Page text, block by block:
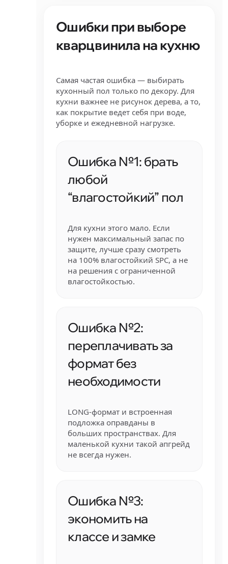
Ошибки при выборе
кварцвинила на кухню
Самая частая ошибка — выбирать
кухонный пол только по декору. Для
кухни важнее не рисунок дерева, а то,
как покрытие ведет себя при воде,
уборке и ежедневной нагрузке.
Ошибка №1: брать
любой
“влагостойкий” пол
Для кухни этого мало. Если
нужен максимальный запас по
защите, лучше сразу смотреть
на 100% влагостойкий SPC, а не
на решения с ограниченной
влагостойкостью.
Ошибка №2:
переплачивать за
формат без
необходимости
LONG-формат и встроенная
подложка оправданы в
больших пространствах. Для
маленькой кухни такой апгрейд
не всегда нужен.
Ошибка №3:
экономить на
классе и замке